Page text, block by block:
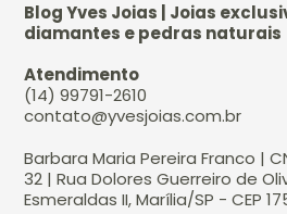
Blog Yves Joias | Joias
diamantes e pedras naturais
Atendimento
(14) 99791-2610
contato@yvesjoias.com.br
Barbara Maria Pereira Franco |
32 | Rua Dolores Guerreiro de
Esmeraldas II, Marília/SP - CEP